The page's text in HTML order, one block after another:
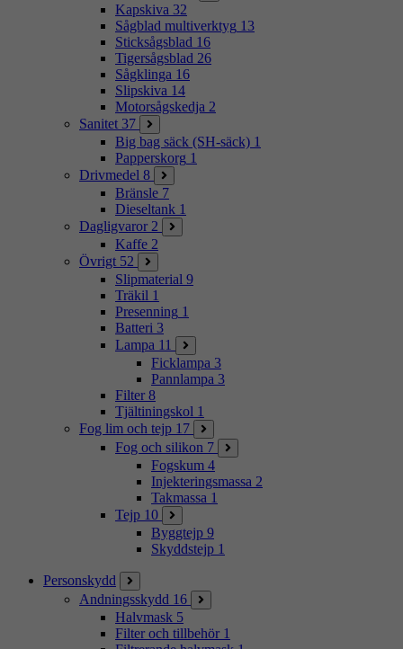
Kapskiva 32
Sågblad multiverktyg 13
Sticksågsblad 16
Tigersågsblad 26
Sågklinga 16
Slipskiva 14
Motorsågskedja 2
Sanitet 37
Big bag säck (SH-säck) 1
Papperskorg 1
Drivmedel 8
Bränsle 7
Dieseltank 1
Dagligvaror 2
Kaffe 2
Övrigt 52
Slipmaterial 9
Träkil 1
Presenning 1
Batteri 3
Lampa 11
Ficklampa 3
Pannlampa 3
Filter 8
Tjältiningskol 1
Fog lim och tejp 17
Fog och silikon 7
Fogskum 4
Injekteringsmassa 2
Takmassa 1
Tejp 10
Byggtejp 9
Skyddstejp 1
Personskydd
Andningsskydd 16
Halvmask 5
Filter och tillbehör 1